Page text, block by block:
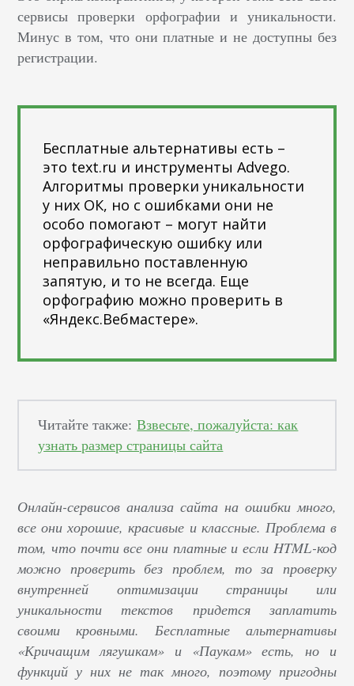
сервисы проверки орфографии и уникальности.
Минус в том, что они платные и не доступны без
регистрации.
Бесплатные альтернативы есть –
это text.ru и инструменты Advego.
Алгоритмы проверки уникальности
у них ОК, но с ошибками они не
особо помогают – могут найти
орфографическую ошибку или
неправильно поставленную
запятую, и то не всегда. Еще
орфографию можно проверить в
«Яндекс.Вебмастере».
Читайте также:Взвесьте, пожалуйста: как
узнать размер страницы сайта
Онлайн-сервисов анализа сайта на ошибки много,
все они хорошие, красивые и классные. Проблема в
том, что почти все они платные и если HTML-код
можно проверить без проблем, то за проверку
внутренней оптимизации страницы или
уникальности текстов придется заплатить
своими кровными. Бесплатные альтернативы
«Кричащим лягушкам» и «Паукам» есть, но и
функций у них не так много, поэтому пригодны